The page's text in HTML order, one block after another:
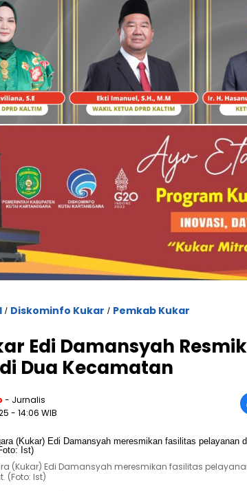
/ Diskominfo Kukar / Pemkab Kukar
Edi Damansyah
Dua Kecamatan
- Jurnalis
- 14:06 WIB
(Kukar) Edi Damansyah meresmikan fasilitas
(Foto: Ist)